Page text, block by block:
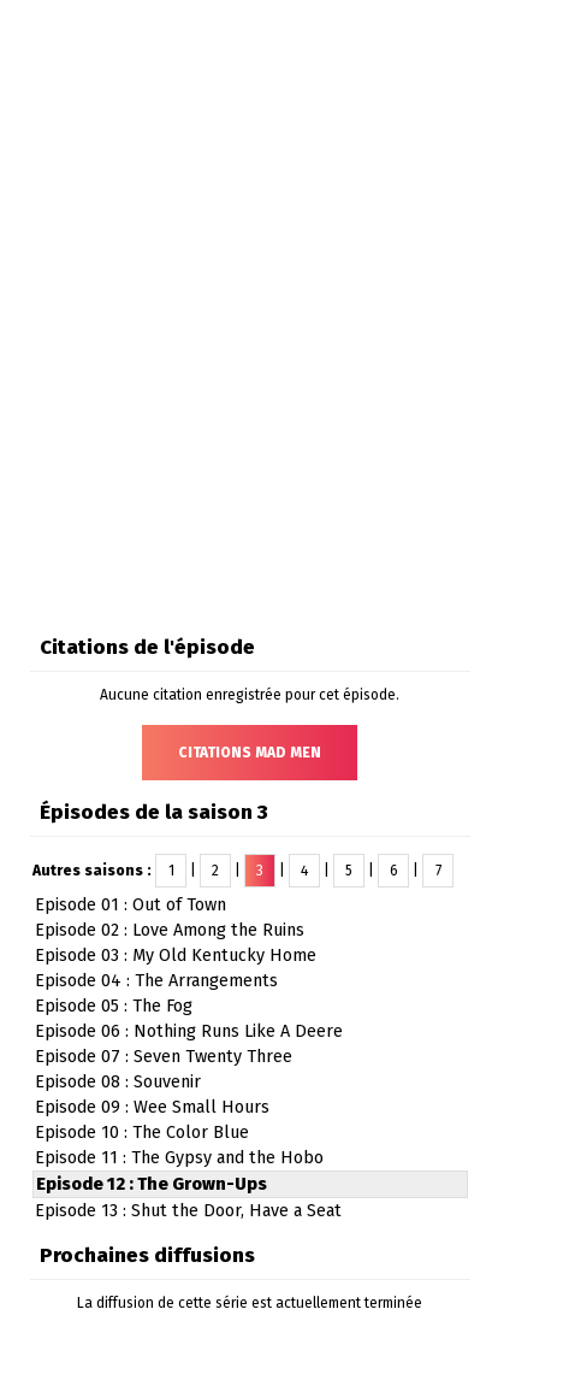
Citations de l'épisode
Aucune citation enregistrée pour cet épisode.
CITATIONS MAD MEN
Épisodes de la saison 3
Autres saisons : 1 2 3 4 5 6 7
Episode 01 : Out of Town
Episode 02 : Love Among the Ruins
Episode 03 : My Old Kentucky Home
Episode 04 : The Arrangements
Episode 05 : The Fog
Episode 06 : Nothing Runs Like A Deere
Episode 07 : Seven Twenty Three
Episode 08 : Souvenir
Episode 09 : Wee Small Hours
Episode 10 : The Color Blue
Episode 11 : The Gypsy and the Hobo
Episode 12 : The Grown-Ups
Episode 13 : Shut the Door, Have a Seat
Prochaines diffusions
La diffusion de cette série est actuellement terminée